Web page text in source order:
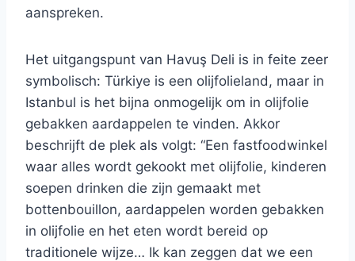
aanspreken.
Het uitgangspunt van Havuş Deli is in feite zeer
symbolisch: Türkiye is een olijfolieland, maar in
Istanbul is het bijna onmogelijk om in olijfolie
gebakken aardappelen te vinden. Akkor
beschrijft de plek als volgt: “Een fastfoodwinkel
waar alles wordt gekookt met olijfolie, kinderen
soepen drinken die zijn gemaakt met
bottenbouillon, aardappelen worden gebakken
in olijfolie en het eten wordt bereid op
traditionele wijze… Ik kan zeggen dat we een